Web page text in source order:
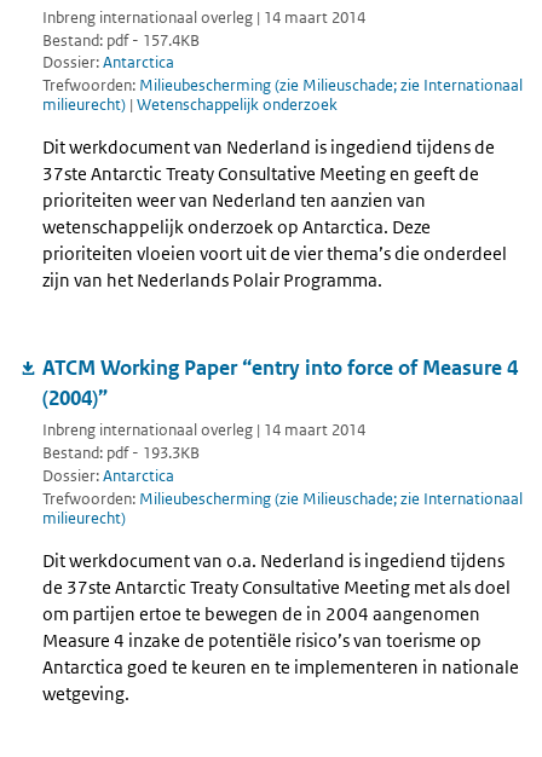
Inbreng internationaal overleg | 14 maart 2014
Bestand: pdf - 157.4KB
Dossier:Antarctica
Trefwoorden: Milieubescherming (zie Milieuschade; zie Internationaal
milieurecht) | Wetenschappelijk onderzoek
Dit werkdocument van Nederland is ingediend tijdens de
37ste Antarctic Treaty Consultative Meeting en geeft de
prioriteiten weer van Nederland ten aanzien van
wetenschappelijk onderzoek op Antarctica. Deze
prioriteiten vloeien voort uit de vier thema’s die onderdeel
zijn van het Nederlands Polair Programma.
ATCM Working Paper “entry into force of Measure 4
(2004)”
Inbreng internationaal overleg | 14 maart 2014
Bestand: pdf - 193.3KB
Dossier:Antarctica
Trefwoorden: Milieubescherming (zie Milieuschade; zie Internationaal
milieurecht)
Dit werkdocument van o.a. Nederland is ingediend tijdens
de 37ste Antarctic Treaty Consultative Meeting met als doel
om partijen ertoe te bewegen de in 2004 aangenomen
Measure 4 inzake de potentiële risico’s van toerisme op
Antarctica goed te keuren en te implementeren in nationale
wetgeving.